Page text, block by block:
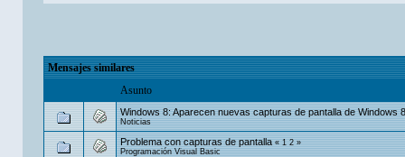
Mensajes similares
Asunto
Windows 8: Aparecen nuevas capturas de pantalla de Windows 8
Noticias
Problema con capturas de pantalla «1 2»
Programación Visual Basic